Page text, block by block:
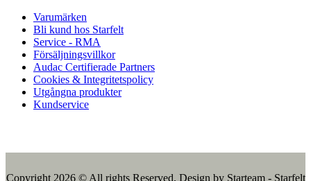
Varumärken
Bli kund hos Starfelt
Service - RMA
Försäljningsvillkor
Audac Certifierade Partners
Cookies & Integritetspolicy
Utgångna produkter
Kundservice
Copyright 2026 © All rights Reserved. Design by Starteam - Starfelt